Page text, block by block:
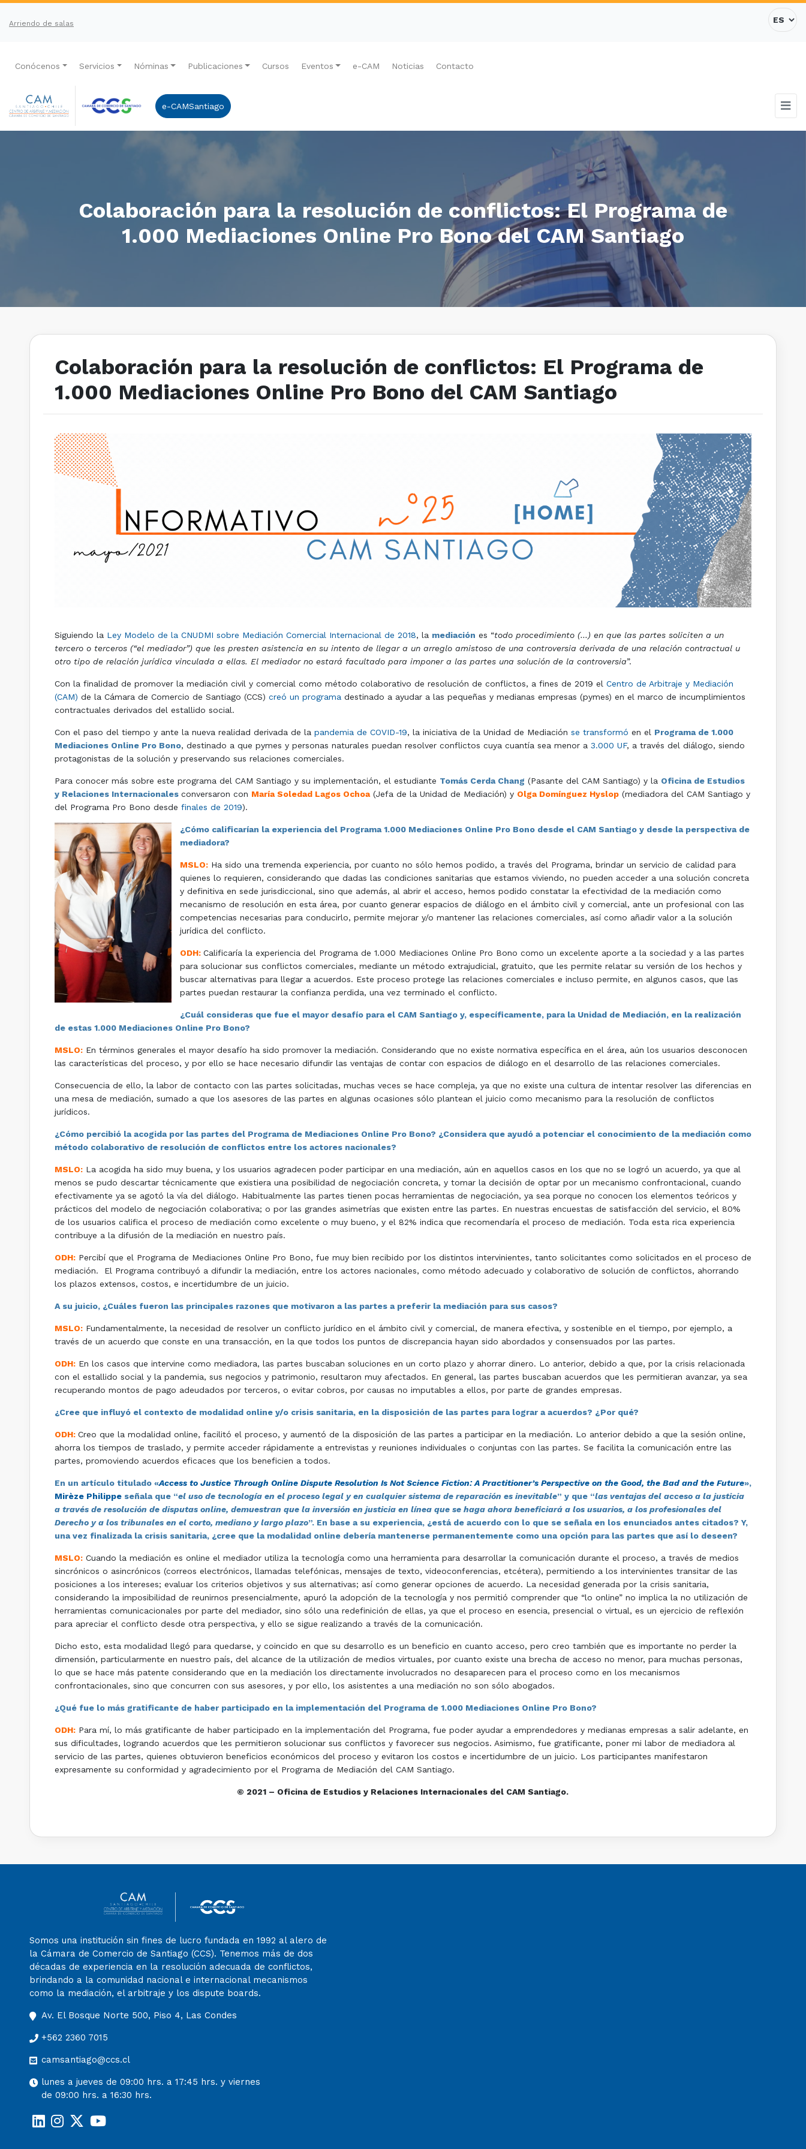
Arriendo de salas
Conócenos Servicios Nóminas Publicaciones Cursos Eventos e-CAM Noticias Contacto
e-CAMSantiago
Colaboración para la resolución de conflictos: El Programa de
1.000 Mediaciones Online Pro Bono del CAM Santiago
Colaboración para la resolución de conflictos: El Programa de
1.000 Mediaciones Online Pro Bono del CAM Santiago
Siguiendo la Ley Modelo de la CNUDMI sobre Mediación Comercial Internacional de 2018, la mediación es “todo procedimiento (…) en que las partes soliciten a un
tercero o terceros (“el mediador”) que les presten asistencia en su intento de llegar a un arreglo amistoso de una controversia derivada de una relación contractual u
otro tipo de relación jurídica vinculada a ellas. El mediador no estará facultado para imponer a las partes una solución de la controversia”.
Con la finalidad de promover la mediación civil y comercial como método colaborativo de resolución de conflictos, a fines de 2019 el Centro de Arbitraje y Mediación
(CAM) de la Cámara de Comercio de Santiago (CCS) creó un programadestinado a ayudar a las pequeñas y medianas empresas (pymes) en el marco de incumplimientos
contractuales derivados del estallido social.
Con el paso del tiempo y ante la nueva realidad derivada de la pandemia de COVID-19, la iniciativa de la Unidad de Mediación se transformó en el Programa de 1.000
Mediaciones Online Pro Bono, destinado a que pymes y personas naturales puedan resolver conflictos cuya cuantía sea menor a 3.000 UF, a través del diálogo, siendo
protagonistas de la solución y preservando sus relaciones comerciales.
Para conocer más sobre este programa del CAM Santiago y su implementación, el estudiante Tomás Cerda Chang (Pasante del CAM Santiago) y la Oficina de Estudios
y Relaciones Internacionales conversaron con María Soledad Lagos Ochoa(Jefa de la Unidad de Mediación) y Olga Domínguez Hyslop(mediadora del CAM Santiago y
del Programa Pro Bono desde finales de 2019).
¿Cómo calificarían la experiencia del Programa 1.000 Mediaciones Online Pro Bono desde el CAM Santiago y desde la perspectiva de
mediadora?
MSLO:Ha sido una tremenda experiencia, por cuanto no sólo hemos podido, a través del Programa, brindar un servicio de calidad para
quienes lo requieren, considerando que dadas las condiciones sanitarias que estamos viviendo, no pueden acceder a una solución concreta
y definitiva en sede jurisdiccional, sino que además, al abrir el acceso, hemos podido constatar la efectividad de la mediación como
mecanismo de resolución en esta área, por cuanto generar espacios de diálogo en el ámbito civil y comercial, ante un profesional con las
competencias necesarias para conducirlo, permite mejorar y/o mantener las relaciones comerciales, así como añadir valor a la solución
jurídica del conflicto.
ODH: Calificaría la experiencia del Programa de 1.000 Mediaciones Online Pro Bono como un excelente aporte a la sociedad y a las partes
para solucionar sus conflictos comerciales, mediante un método extrajudicial, gratuito, que les permite relatar su versión de los hechos y
buscar alternativas para llegar a acuerdos. Este proceso protege las relaciones comerciales e incluso permite, en algunos casos, que las
partes puedan restaurar la confianza perdida, una vez terminado el conflicto.
¿Cuál consideras que fue el mayor desafío para el CAM Santiago y, específicamente, para la Unidad de Mediación, en la realización
de estas 1.000 Mediaciones Online Pro Bono?
MSLO:En términos generales el mayor desafío ha sido promover la mediación. Considerando que no existe normativa específica en el área, aún los usuarios desconocen
las características del proceso, y por ello se hace necesario difundir las ventajas de contar con espacios de diálogo en el desarrollo de las relaciones comerciales.
Consecuencia de ello, la labor de contacto con las partes solicitadas, muchas veces se hace compleja, ya que no existe una cultura de intentar resolver las diferencias en
una mesa de mediación, sumado a que los asesores de las partes en algunas ocasiones sólo plantean el juicio como mecanismo para la resolución de conflictos
jurídicos.
¿Cómo percibió la acogida por las partes del Programa de Mediaciones Online Pro Bono? ¿Considera que ayudó a potenciar el conocimiento de la mediación como
método colaborativo de resolución de conflictos entre los actores nacionales?
MSLO:La acogida ha sido muy buena, y los usuarios agradecen poder participar en una mediación, aún en aquellos casos en los que no se logró un acuerdo, ya que al
menos se pudo descartar técnicamente que existiera una posibilidad de negociación concreta, y tomar la decisión de optar por un mecanismo confrontacional, cuando
efectivamente ya se agotó la vía del diálogo. Habitualmente las partes tienen pocas herramientas de negociación, ya sea porque no conocen los elementos teóricos y
prácticos del modelo de negociación colaborativa; o por las grandes asimetrías que existen entre las partes. En nuestras encuestas de satisfacción del servicio, el 80%
de los usuarios califica el proceso de mediación como excelente o muy bueno, y el 82% indica que recomendaría el proceso de mediación. Toda esta rica experiencia
contribuye a la difusión de la mediación en nuestro país.
ODH:Percibí que el Programa de Mediaciones Online Pro Bono, fue muy bien recibido por los distintos intervinientes, tanto solicitantes como solicitados en el proceso de
mediación. El Programa contribuyó a difundir la mediación, entre los actores nacionales, como método adecuado y colaborativo de solución de conflictos, ahorrando
los plazos extensos, costos, e incertidumbre de un juicio.
A su juicio, ¿Cuáles fueron las principales razones que motivaron a las partes a preferir la mediación para sus casos?
MSLO:Fundamentalmente, la necesidad de resolver un conflicto jurídico en el ámbito civil y comercial, de manera efectiva, y sostenible en el tiempo, por ejemplo, a
través de un acuerdo que conste en una transacción, en la que todos los puntos de discrepancia hayan sido abordados y consensuados por las partes.
ODH:En los casos que intervine como mediadora, las partes buscaban soluciones en un corto plazo y ahorrar dinero. Lo anterior, debido a que, por la crisis relacionada
con el estallido social y la pandemia, sus negocios y patrimonio, resultaron muy afectados. En general, las partes buscaban acuerdos que les permitieran avanzar, ya sea
recuperando montos de pago adeudados por terceros, o evitar cobros, por causas no imputables a ellos, por parte de grandes empresas.
¿Cree que influyó el contexto de modalidad online y/o crisis sanitaria, en la disposición de las partes para lograr a acuerdos? ¿Por qué?
ODH: Creo que la modalidad online, facilitó el proceso, y aumentó de la disposición de las partes a participar en la mediación. Lo anterior debido a que la sesión online,
ahorra los tiempos de traslado, y permite acceder rápidamente a entrevistas y reuniones individuales o conjuntas con las partes. Se facilita la comunicación entre las
partes, promoviendo acuerdos eficaces que los beneficien a todos.
En un artículo titulado «Access to Justice Through Online Dispute Resolution Is Not Science Fiction: A Practitioner’s Perspective on the Good, the Bad and the Future»,
Mirèze Philippeseñala que “el uso de tecnología en el proceso legal y en cualquier sistema de reparación es inevitable” y que “las ventajas del acceso a la justicia
a través de resolución de disputas online, demuestran que la inversión en justicia en línea que se haga ahora beneficiará a los usuarios, a los profesionales del
Derecho y a los tribunales en el corto, mediano y largo plazo”. En base a su experiencia, ¿está de acuerdo con lo que se señala en los enunciados antes citados? Y,
una vez finalizada la crisis sanitaria, ¿cree que la modalidad online debería mantenerse permanentemente como una opción para las partes que así lo deseen?
MSLO:Cuando la mediación es online el mediador utiliza la tecnología como una herramienta para desarrollar la comunicación durante el proceso, a través de medios
sincrónicos o asincrónicos (correos electrónicos, llamadas telefónicas, mensajes de texto, videoconferencias, etcétera), permitiendo a los intervinientes transitar de las
posiciones a los intereses; evaluar los criterios objetivos y sus alternativas; así como generar opciones de acuerdo. La necesidad generada por la crisis sanitaria,
considerando la imposibilidad de reunirnos presencialmente, apuró la adopción de la tecnología y nos permitió comprender que “lo online” no implica la no utilización de
herramientas comunicacionales por parte del mediador, sino sólo una redefinición de ellas, ya que el proceso en esencia, presencial o virtual, es un ejercicio de reflexión
para apreciar el conflicto desde otra perspectiva, y ello se sigue realizando a través de la comunicación.
Dicho esto, esta modalidad llegó para quedarse, y coincido en que su desarrollo es un beneficio en cuanto acceso, pero creo también que es importante no perder la
dimensión, particularmente en nuestro país, del alcance de la utilización de medios virtuales, por cuanto existe una brecha de acceso no menor, para muchas personas,
lo que se hace más patente considerando que en la mediación los directamente involucrados no desaparecen para el proceso como en los mecanismos
confrontacionales, sino que concurren con sus asesores, y por ello, los asistentes a una mediación no son sólo abogados.
¿Qué fue lo más gratificante de haber participado en la implementación del Programa de 1.000 Mediaciones Online Pro Bono?
ODH:Para mí, lo más gratificante de haber participado en la implementación del Programa, fue poder ayudar a emprendedores y medianas empresas a salir adelante, en
sus dificultades, logrando acuerdos que les permitieron solucionar sus conflictos y favorecer sus negocios. Asimismo, fue gratificante, poner mi labor de mediadora al
servicio de las partes, quienes obtuvieron beneficios económicos del proceso y evitaron los costos e incertidumbre de un juicio. Los participantes manifestaron
expresamente su conformidad y agradecimiento por el Programa de Mediación del CAM Santiago.
© 2021 – Oficina de Estudios y Relaciones Internacionales del CAM Santiago.
Somos una institución sin fines de lucro fundada en 1992 al alero de
la Cámara de Comercio de Santiago (CCS). Tenemos más de dos
décadas de experiencia en la resolución adecuada de conflictos,
brindando a la comunidad nacional e internacional mecanismos
como la mediación, el arbitraje y los dispute boards.
Av. El Bosque Norte 500, Piso 4, Las Condes
+562 2360 7015
camsantiago@ccs.cl
lunes a jueves de 09:00 hrs. a 17:45 hrs. y viernes
de 09:00 hrs. a 16:30 hrs.